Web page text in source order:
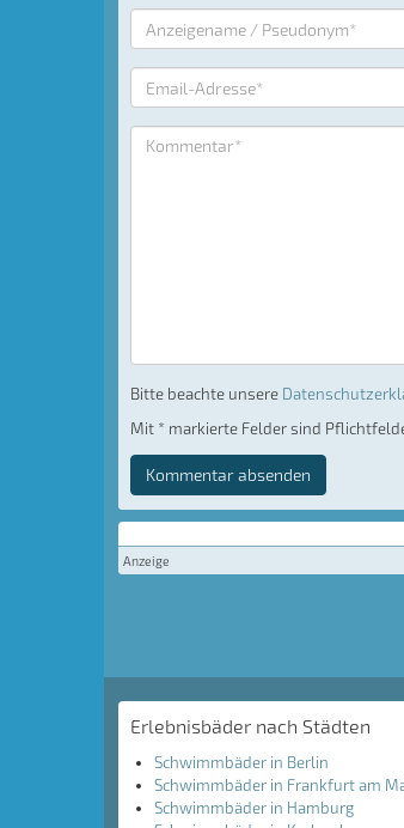
Bitte beachte unsere
Mit * markierte Felder sind
Kommentar absenden
Anzeige
Erlebnisbäder nach Städten
Schwimmbäder in Berlin
Schwimmbäder in Frankfurt am
Schwimmbäder in Hamburg